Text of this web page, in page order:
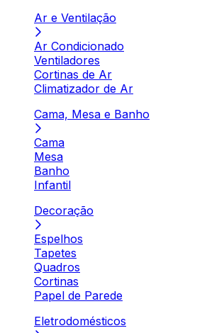
Ar e Ventilação
Ar Condicionado
Ventiladores
Cortinas de Ar
Climatizador de Ar
Cama, Mesa e Banho
Cama
Mesa
Banho
Infantil
Decoração
Espelhos
Tapetes
Quadros
Cortinas
Papel de Parede
Eletrodomésticos